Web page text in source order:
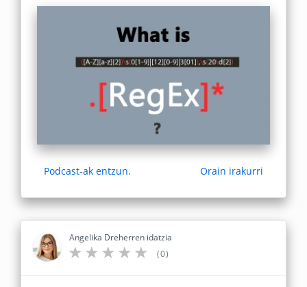
Podcast-ak entzun. Orain irakurri
Angelika Dreherren idatzia
(0)